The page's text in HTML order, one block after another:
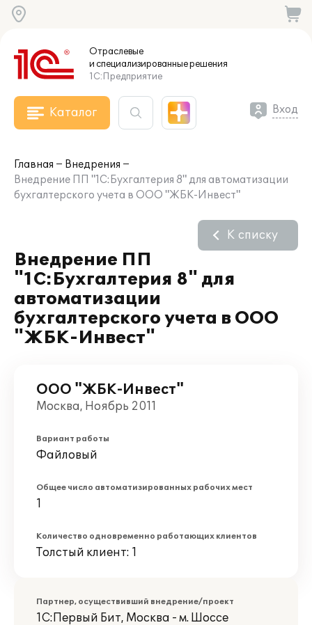
Отраслевые
и специализированныерешения
1С:Предприятие
Каталог Вход
Главная
Внедрения
Внедрение ПП "1С:Бухгалтерия 8" для автоматизации
бухгалтерского учета в ООО "ЖБК-Инвест"
Внедрение ПП
"1С:Бухгалтерия 8" для
автоматизации
бухгалтерского учета в ООО
"ЖБК-Инвест"
К списку
ООО "ЖБК-Инвест"
Москва, Ноябрь 2011
Вариант работы
Файловый
Общее число автоматизированных рабочих мест
1
Количество одновременно работающих клиентов
Толстый клиент: 1
Партнер, осуществивший внедрение/проект
1С:Первый Бит, Москва - м. Шоссе